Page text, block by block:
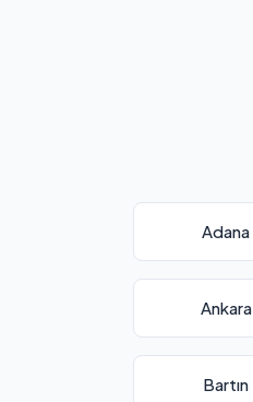
Adana
Ankara
Bartın